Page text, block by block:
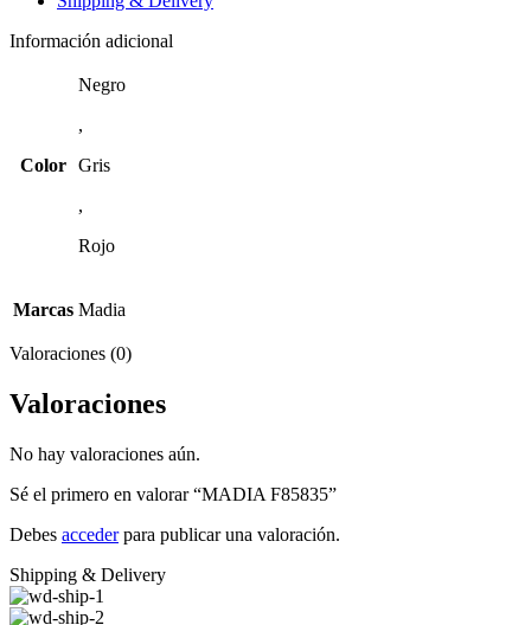
Información adicional
Color
Negro
,
Gris
,
Rojo
Marcas Madia
Valoraciones (0)
Valoraciones
No hay valoraciones aún.
Sé el primero en valorar “MADIA F85835”
Debes accederpara publicar una valoración.
Shipping & Delivery